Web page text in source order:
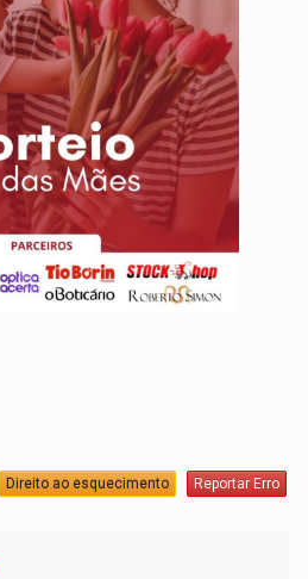
Direito ao esquecimento Reportar Erro